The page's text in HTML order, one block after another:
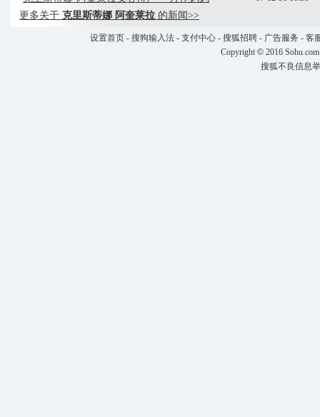
更多关于 克里斯蒂娜 阿奎莱拉 的新闻>>
设置首页- 搜狗输入法- 支付中心- 搜狐招聘- 广告服务 - 客
Copyright © 2016
搜狐不良信息